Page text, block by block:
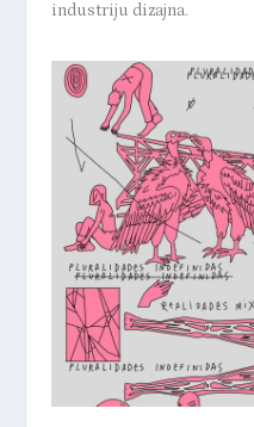
industriju dizajna.